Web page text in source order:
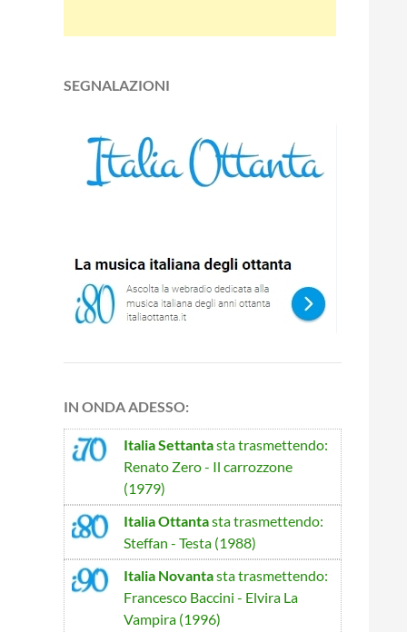
SEGNALAZIONI
IN ONDA ADESSO:
Italia Settantasta trasmettendo:
Renato Zero - Il carrozzone
(1979)
Italia Ottantasta trasmettendo:
Steffan - Testa (1988)
Italia Novantasta trasmettendo:
Francesco Baccini - Elvira La
Vampira (1996)